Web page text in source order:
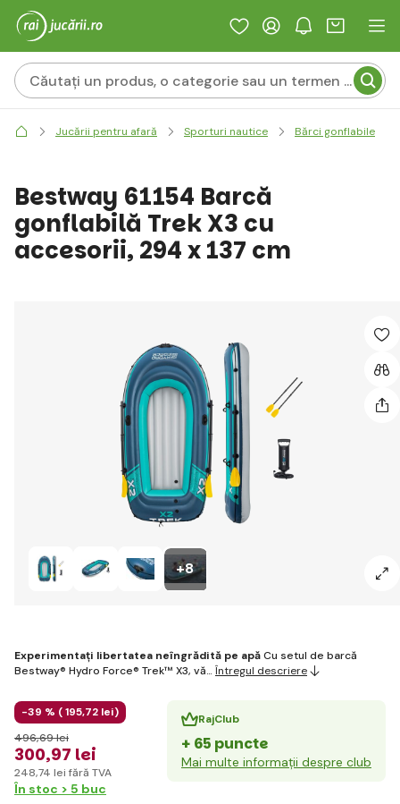
Jucării pentru afară Sporturi nautice Bărci gonflabile
+8
Bestway 61154 Barcă
gonflabilă Trek X3 cu
accesorii, 294 x 137 cm
Experimentați libertatea neîngrădită pe apăCu setul de barcă
Bestway® Hydro Force® Trek™ X3, vă… Întregul descriere
-39 % (195,72 lei)
300,97 lei
496,69 lei
248,74 lei fără TVA
RajClub
+ 65 puncte
Mai multe informații despre club
În stoc > 5 buc